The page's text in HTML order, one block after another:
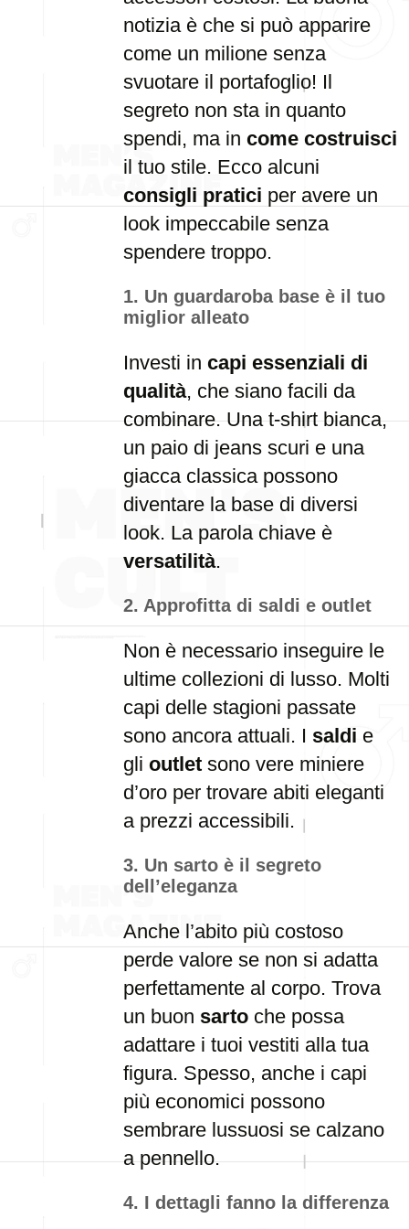
notizia è che si può apparire
come un milione senza
svuotare il portafoglio! Il
segreto non sta in quanto
spendi, ma in come costruisci
il tuo stile. Ecco alcuni
consigli pratici per avere un
look impeccabile senza
spendere troppo.
1. Un guardaroba base è il tuo
miglior alleato
Investi in capi essenziali di
qualità, che siano facili da
combinare. Una t-shirt bianca,
un paio di jeans scuri e una
giacca classica possono
diventare la base di diversi
look. La parola chiave è
versatilità.
2. Approfitta di saldi e outlet
Non è necessario inseguire le
ultime collezioni di lusso. Molti
capi delle stagioni passate
sono ancora attuali. I saldi e
gli outlet sono vere miniere
d’oro per trovare abiti eleganti
a prezzi accessibili.
3. Un sarto è il segreto
dell’eleganza
Anche l’abito più costoso
perde valore se non si adatta
perfettamente al corpo. Trova
un buon sarto che possa
adattare i tuoi vestiti alla tua
figura. Spesso, anche i capi
più economici possono
sembrare lussuosi se calzano
a pennello.
4. I dettagli fanno la differenza